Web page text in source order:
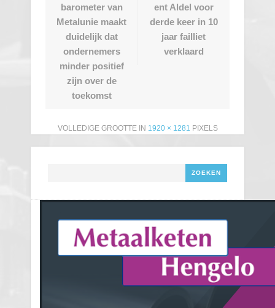
barometer van
Metalunie maakt
duidelijk dat
ondernemers
minder positief
zijn over de
toekomst
ent Aldel voor
derde keer in 10
jaar failliet
verklaard
VOLLEDIGE GROOTTE IN 1920 × 1281 PIXELS